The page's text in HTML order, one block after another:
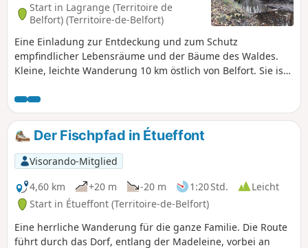
Start in Lagrange (Territoire de
Belfort) (Territoire-de-Belfort)
Eine Einladung zur Entdeckung und zum Schutz
empfindlicher Lebensräume und der Bäume des Waldes.
Kleine, leichte Wanderung 10 km östlich von Belfort. Sie ist
Der Fischpfad in Étueffont
Visorando-Mitglied
4,60 km
+20 m -20 m 1:20 Std.
Leicht
Start in Étueffont (Territoire-de-Belfort)
Eine herrliche Wanderung für die ganze Familie. Die Route
führt durch das Dorf, entlang der Madeleine, vorbei an